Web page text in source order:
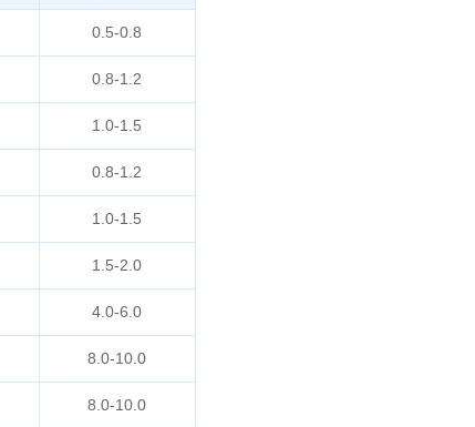
0.5-0.8
0.8-1.2
1.0-1.5
0.8-1.2
1.0-1.5
1.5-2.0
4.0-6.0
8.0-10.0
8.0-10.0